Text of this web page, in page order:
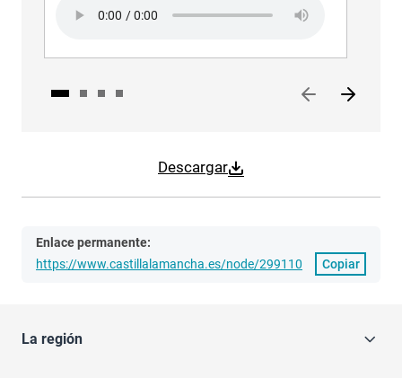
Descargar
Enlace permanente:
https://www.castillalamancha.es/node/299110
Copiar
La región